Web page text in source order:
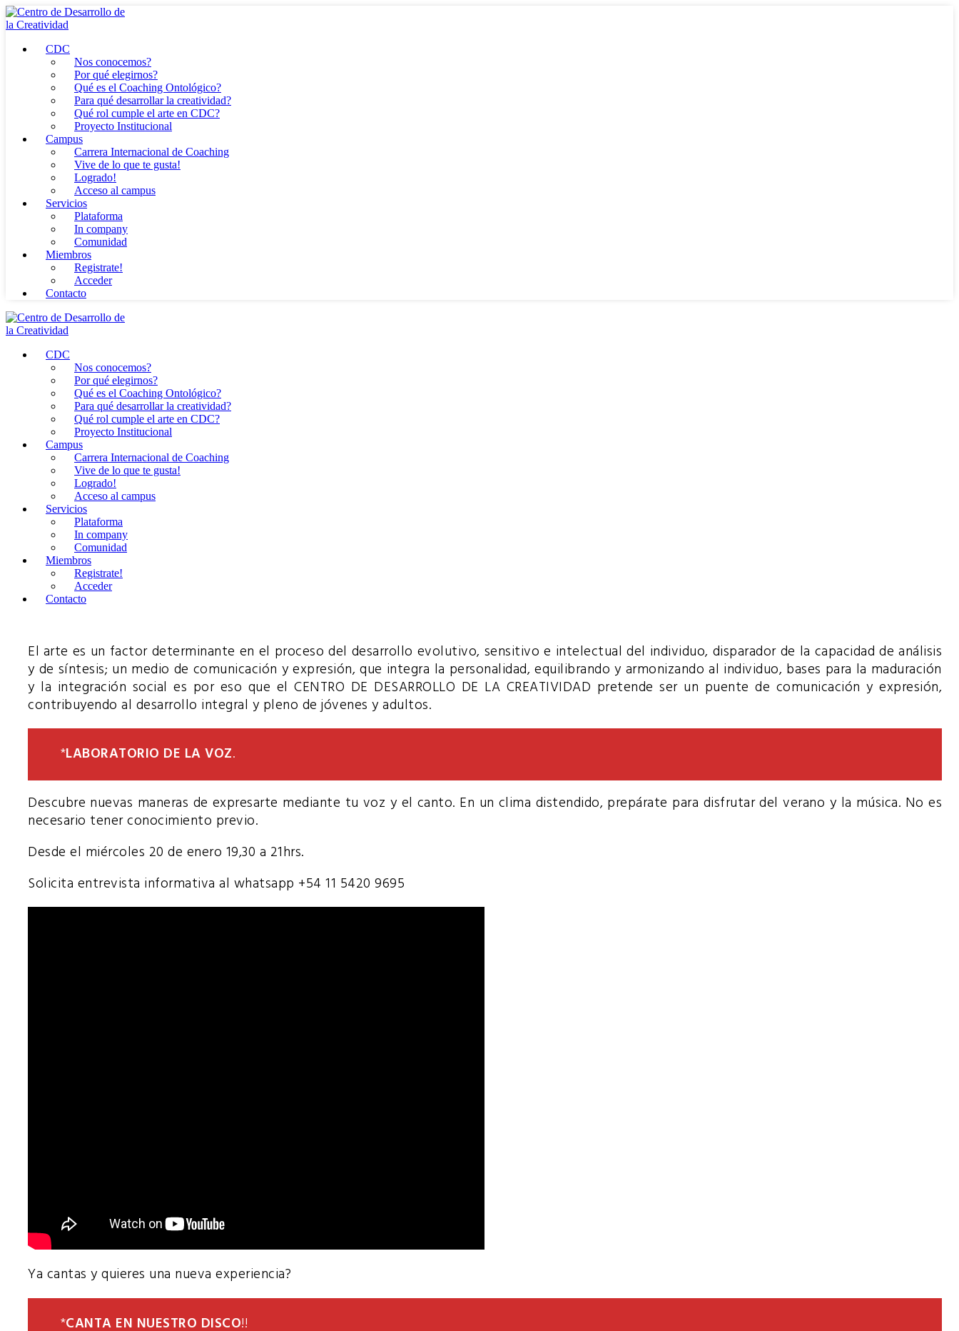
Skip
to
CDC
Nos conocemos?
Por qué elegirnos?
Qué es el Coaching Ontológico?
Para qué desarrollar la creatividad?
Qué rol cumple el arte en CDC?
Proyecto Institucional
Campus
Carrera Internacional de Coaching
Vive de lo que te gusta!
Logrado!
Acceso al campus
Servicios
Plataforma
In company
Comunidad
Miembros
Registrate!
Acceder
Contacto
CDC
Nos conocemos?
Por qué elegirnos?
Qué es el Coaching Ontológico?
Para qué desarrollar la creatividad?
Qué rol cumple el arte en CDC?
Proyecto Institucional
Campus
Carrera Internacional de Coaching
Vive de lo que te gusta!
Logrado!
Acceso al campus
Servicios
Plataforma
In company
Comunidad
Miembros
Registrate!
Acceder
Contacto
El arte es un factor determinante en el proceso del desarrollo evolutivo, sensitivo e intelectual del individuo, disparador de la capacidad de análisis
y de síntesis; un medio de comunicación y expresión, que integra la personalidad, equilibrando y armonizando al individuo, bases para la maduración
y la integración social es por eso que el CENTRO DE DESARROLLO DE LA CREATIVIDAD pretende ser un puente de comunicación y expresión,
contribuyendo al desarrollo integral y pleno de jóvenes y adultos.
*LABORATORIO DE LA VOZ.
Descubre nuevas maneras de expresarte mediante tu voz y el canto. En un clima distendido, prepárate para disfrutar del verano y la música. No es
necesario tener conocimiento previo.
Desde el miércoles 20 de enero 19,30 a 21hrs.
Solicita entrevista informativa al whatsapp +54 11 5420 9695
Ya cantas y quieres una nueva experiencia?
*CANTA EN NUESTRO DISCO!!